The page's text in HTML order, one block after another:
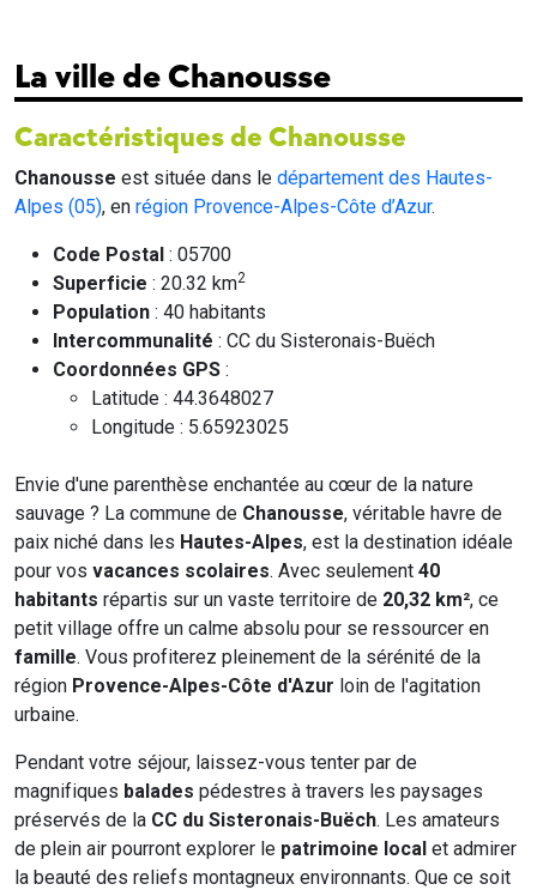
La ville de Chanousse
Caractéristiques de Chanousse
Chanousse est située dans le département des Hautes-
Alpes (05), en région Provence-Alpes-Côte d’Azur.
Code Postal : 05700
Superficie : 20.32 km2
Population : 40 habitants
Intercommunalité : CC du Sisteronais-Buëch
Coordonnées GPS :
Latitude : 44.3648027
Longitude : 5.65923025
Envie d'une parenthèse enchantée au cœur de la nature
sauvage ? La commune de Chanousse, véritable havre de
paix niché dans les Hautes-Alpes, est la destination idéale
pour vos vacances scolaires. Avec seulement 40
habitants répartis sur un vaste territoire de 20,32 km², ce
petit village offre un calme absolu pour se ressourcer en
famille. Vous profiterez pleinement de la sérénité de la
région Provence-Alpes-Côte d'Azur loin de l'agitation
urbaine.
Pendant votre séjour, laissez-vous tenter par de
magnifiques balades pédestres à travers les paysages
préservés de la CC du Sisteronais-Buëch. Les amateurs
de plein air pourront explorer le patrimoine local et admirer
la beauté des reliefs montagneux environnants. Que ce soit